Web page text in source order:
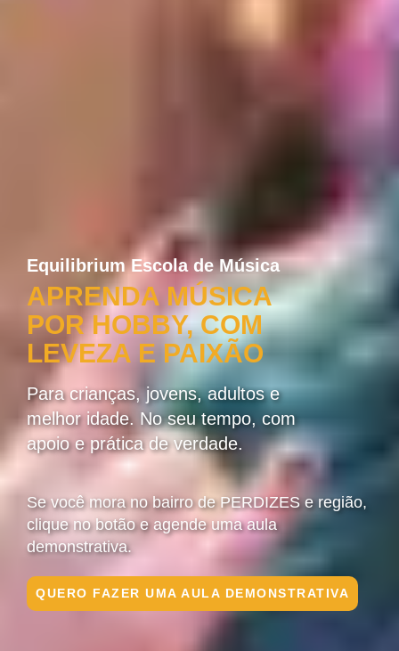
Equilibrium Escola de Música
APRENDA MÚSICA
POR HOBBY, COM
LEVEZA E PAIXÃO
Para crianças, jovens, adultos e
melhor idade. No seu tempo, com
apoio e prática de verdade.
Se você mora no bairro de PERDIZES e região,
clique no botão e agende uma aula
demonstrativa.
QUERO FAZER UMA AULA DEMONSTRATIVA